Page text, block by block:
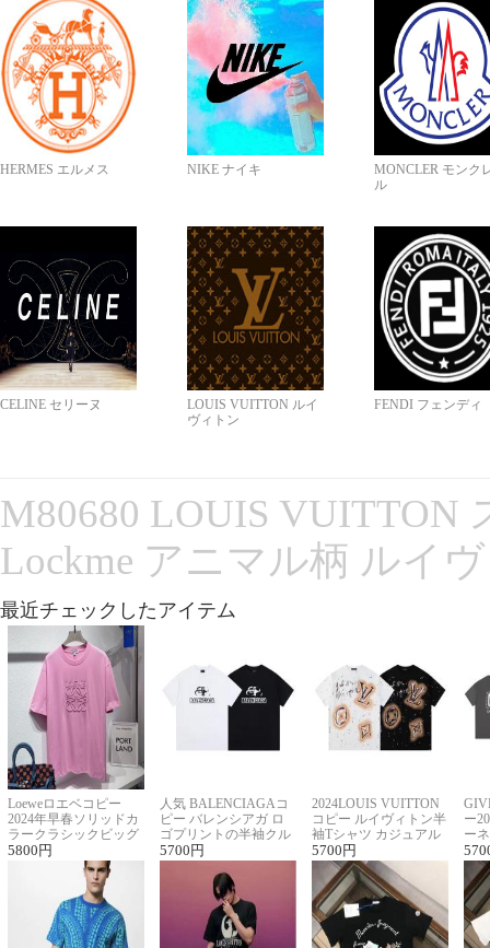
HERMES エルメス NIKE ナイキ
MONCLER モンク
ル
CELINE セリーヌ
LOUIS VUITTON ルイ
ヴィトン
FENDI フェンディ
M80680 LOUIS VUITTON
Lockme アニマル柄 ルイ
最近チェックしたアイテム
Loeweロエベコピー
2024年早春ソリッドカ
ラークラシックビッグ
ロゴ刺繍Tシャツ
5800 円
人気 BALENCIAGAコ
ピー バレンシアガ ロ
ゴプリントの半袖クル
ーネックTシャツ
5700 円
2024LOUIS VUITTON
コピー ルイヴィトン半
袖Tシャツ カジュアル
に馴染む 2色展開
5700 円
ー
ー
ー